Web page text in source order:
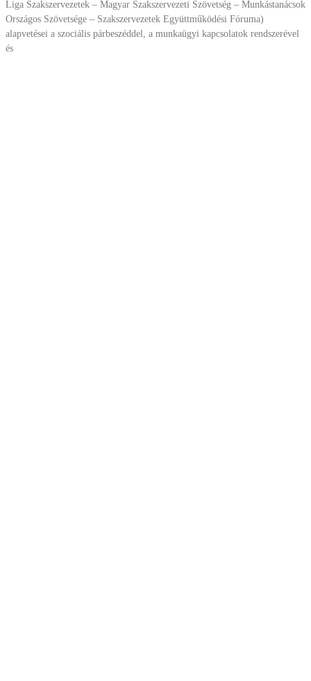
Liga Szakszervezetek – Magyar Szakszervezeti Szövetség – Munkástanácsok
Országos Szövetsége – Szakszervezetek Együttműködési Fóruma)
alapvetései a szociális párbeszéddel, a munkaügyi kapcsolatok rendszerével
és